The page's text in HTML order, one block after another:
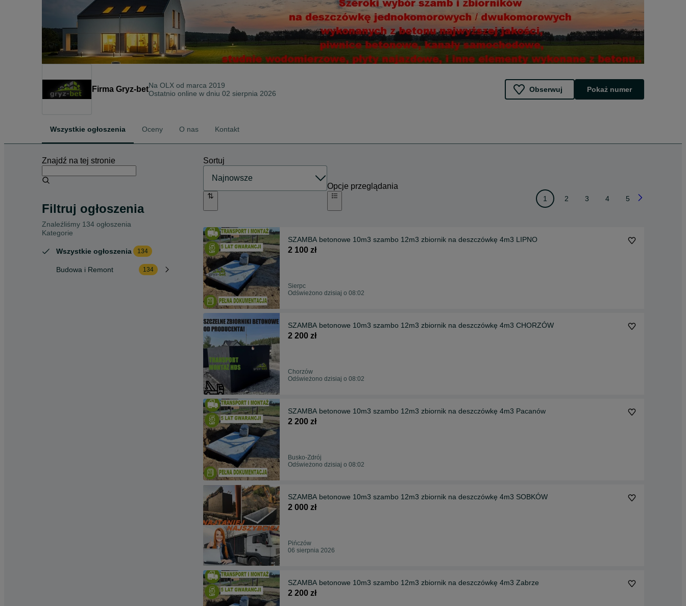
Firma Gryz-betNa OLX od marca 2019
Ostatnio online w dniu 02 sierpnia 2026
Obserwuj Pokaż numer
Wszystkie ogłoszenia Oceny O nas Kontakt
Znajdź na tej stronie
Filtruj ogłoszenia
Znaleźliśmy 134 ogłoszenia
Kategorie
Wszystkie ogłoszenia 134
Budowa i Remont 134
Sortuj
Opcje przeglądania
1 2 3 4 5
SZAMBA betonowe 10m3 szambo 12m3 zbiornik na deszczówkę 4m3 LIPNO
2 100 zł
Sierpc
Odświeżono dzisiaj o 08:02
SZAMBA betonowe 10m3 szambo 12m3 zbiornik na deszczówkę 4m3 CHORZÓW
2 200 zł
Chorzów
Odświeżono dzisiaj o 08:02
SZAMBA betonowe 10m3 szambo 12m3 zbiornik na deszczówkę 4m3 Pacanów
2 200 zł
Busko-Zdrój
Odświeżono dzisiaj o 08:02
SZAMBA betonowe 10m3 szambo 12m3 zbiornik na deszczówkę 4m3 SOBKÓW
2 000 zł
Pińczów
06 sierpnia 2026
SZAMBA betonowe 10m3 szambo 12m3 zbiornik na deszczówkę 4m3 Zabrze
2 200 zł